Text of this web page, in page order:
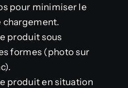
pour minimiser le
chargement.
produit sous
formes (photo sur
produit en situation